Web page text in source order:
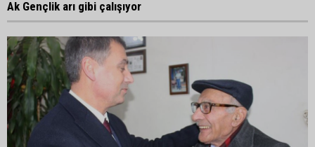
Ak Gençlik arı gibi çalışıyor